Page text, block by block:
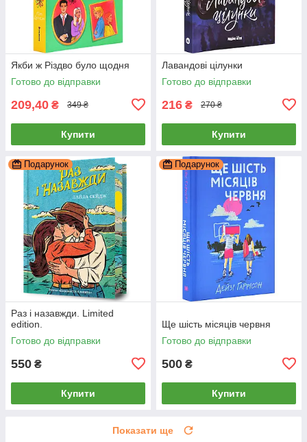
Якби ж Різдво було щодня
Готово до відправки
209,40 ₴ 349 ₴
Купити
Лавандові цілунки
Готово до відправки
216 ₴ 270 ₴
Купити
Подарунок
Раз і назавжди. Limited
edition.
Готово до відправки
550 ₴
Купити
Подарунок
Ще шість місяців червня
Готово до відправки
500 ₴
Купити
Показати ще